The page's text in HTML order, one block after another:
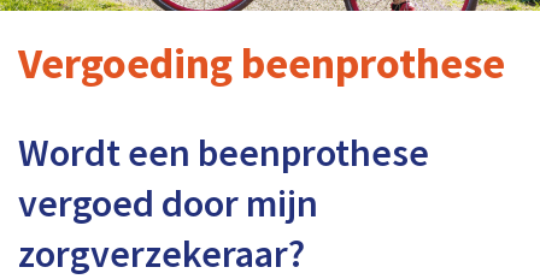
Vergoeding beenprothese
Wordt een beenprothese
vergoed door mijn
zorgverzekeraar?